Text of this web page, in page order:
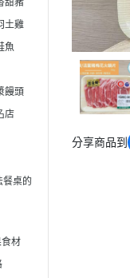
甜豬
土雞
魚
饅頭
店
餐桌的
材
分享商品到